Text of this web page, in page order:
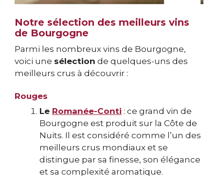
Notre sélection des meilleurs vins
de Bourgogne
Parmi les nombreux vins de Bourgogne,
voici une sélection de quelques-uns des
meilleurs crus à découvrir :
Rouges
Le Romanée-Conti : ce grand vin de
Bourgogne est produit sur la Côte de
Nuits. Il est considéré comme l’un des
meilleurs crus mondiaux et se
distingue par sa finesse, son élégance
et sa complexité aromatique.